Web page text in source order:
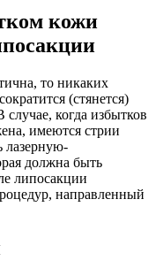
кожи
то никаких
(стянется)
когда избытков
имеются стрии
лазерную-
должна быть
липосакции
направленный